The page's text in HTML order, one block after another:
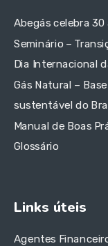
Abegás celebra 30
Seminário –
Dia Internacional
Gás Natural –
sustentável do
Manual de Boas
Glossário
Links úteis
Agentes